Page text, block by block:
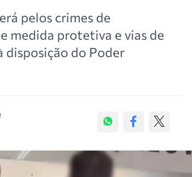
pelos crimes de
medida protetiva e vias de
disposição do Poder